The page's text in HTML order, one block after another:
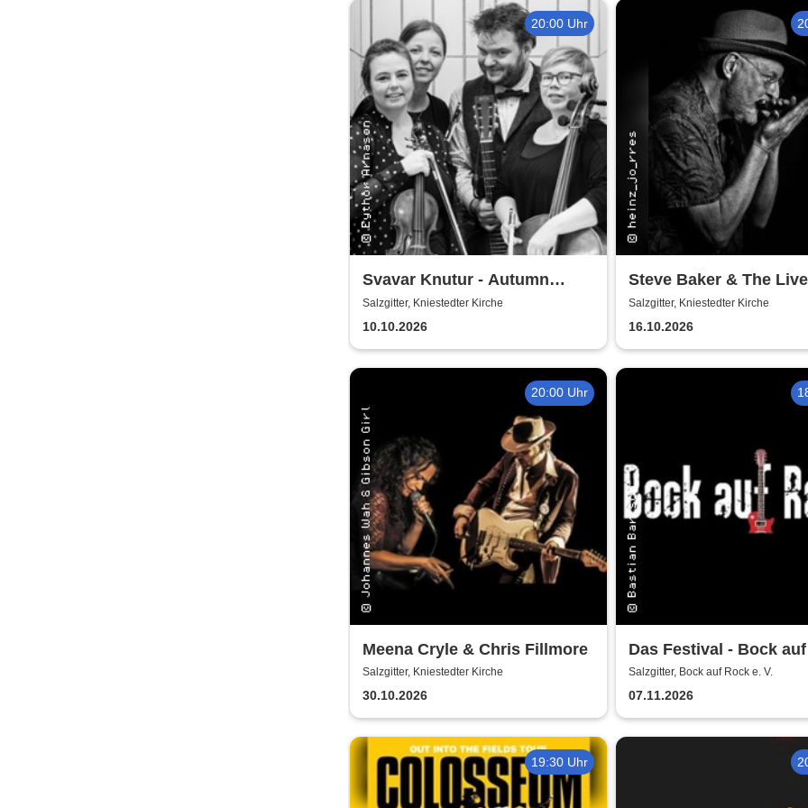
20:00 Uhr
Svavar Knutur - Autumn
String Trio Tour
Salzgitter, Kniestedter Kirche
10.10.2026
Steve Baker & The
Salzgitter, Kniestedter Kirche
16.10.2026
20:00 Uhr
Meena Cryle & Chris Fillmore
Salzgitter, Kniestedter Kirche
30.10.2026
Das Festival - Bock
gemeinnütziger e. V.
Salzgitter, Bock auf Rock e. V.
07.11.2026
19:30 Uhr